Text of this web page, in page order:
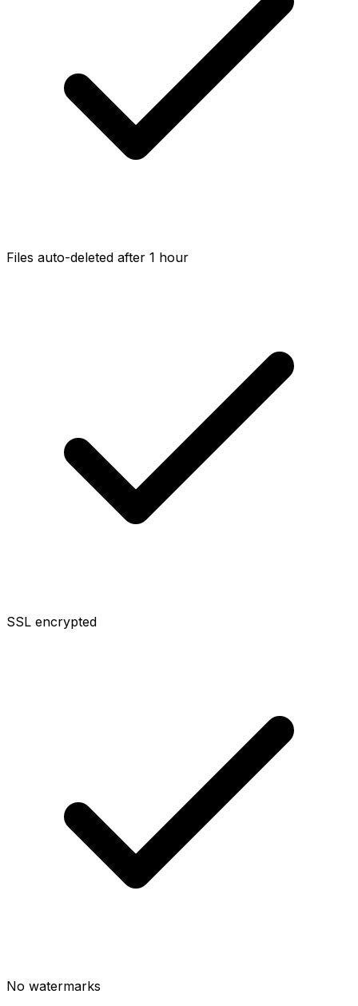
Files auto-deleted after 1 hour
SSL encrypted
No watermarks